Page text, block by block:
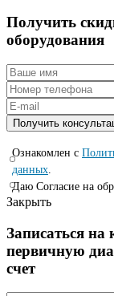
Получить
оборудования
Ознакомлен с
данных
Даю Согласие на
Закрыть
Записаться на
первичную
счет